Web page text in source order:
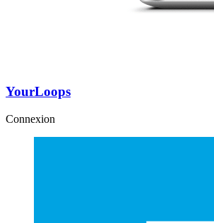
YourLoops
Connexion